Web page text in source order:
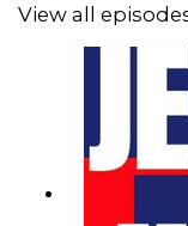
View all